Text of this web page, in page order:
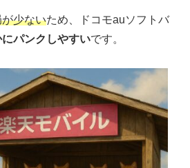
少ないため、ドコモauソフトバ
にパンクしやすいです。